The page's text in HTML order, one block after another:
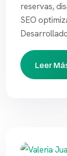
reservas,
SEO
Leer